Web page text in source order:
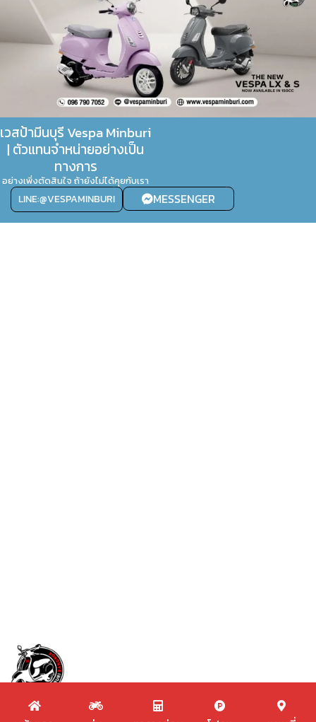
เวสป้ามีนบุรี Vespa Minburi
| ตัวแทนจำหน่ายอย่างเป็น
ทางการ
อย่างเพิ่งตัดสินใจ ถ้ายังไม่ได้คุยกับเรา
LINE:@VESPAMINBURI MESSENGER
Copyright © 2020 Vespa Minburi- All Rights Reserved